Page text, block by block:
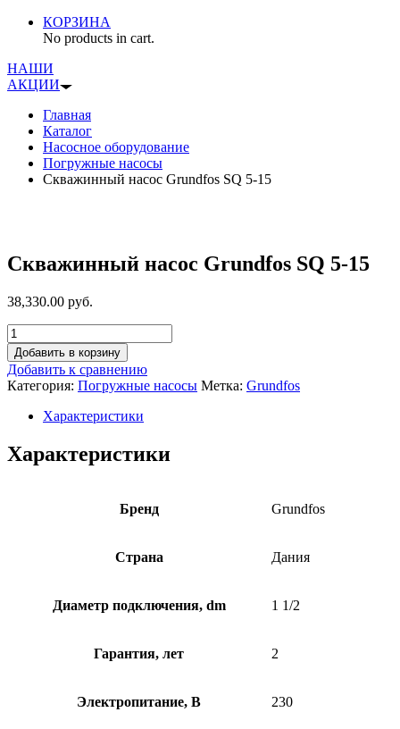
КОРЗИНА
No products in cart.
НАШИ
АКЦИИ
Главная
Каталог
Насосное оборудование
Погружные насосы
Скважинный насос Grundfos SQ 5-15
Скважинный насос Grundfos SQ 5-15
38,330.00 руб.
Добавить в корзину
Добавить к сравнению
Категория: Погружные насосы Метка: Grundfos
Характеристики
Характеристики
Бренд Grundfos
Страна Дания
Диаметр подключения, dm 1 1/2
Гарантия, лет 2
Электропитание, В 230